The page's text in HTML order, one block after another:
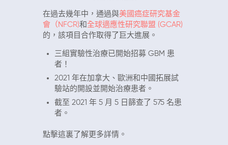
在過去幾年中，通過與美國癌症研究基金
會（NFCR)和全球適應性研究聯盟 (GCAR)
的，該項目合作取得了巨大進展。
三組實驗性治療已開始招募 GBM 患
者！
2021 年在加拿大、歐洲和中國拓展試
驗站的開設並開始治療患者。
截至 2021 年 5 月 5 日篩查了 575 名患
者。
點擊這裏了解更多詳情。